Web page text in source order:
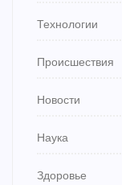
Технологии
Происшествия
Новости
Наука
Здоровье